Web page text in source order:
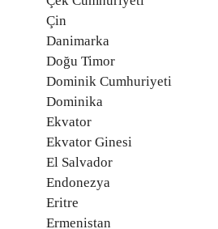
Çin
Danimarka
Doğu Timor
Dominik Cumhuriyeti
Dominika
Ekvator
Ekvator Ginesi
El Salvador
Endonezya
Eritre
Ermenistan